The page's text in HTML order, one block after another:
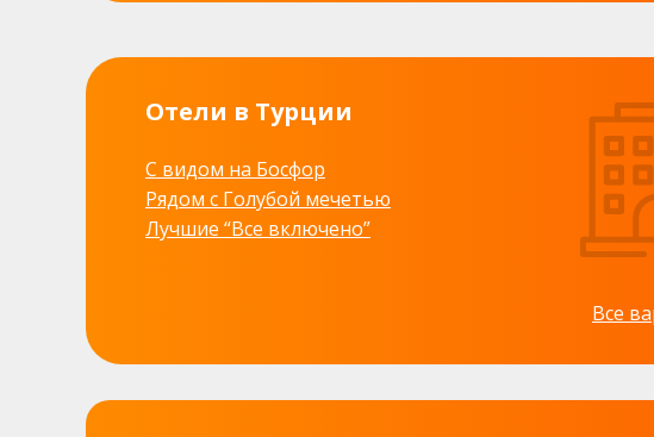
Отели в Турции
С видом на Босфор
Рядом с Голубой мечетью
Лучшие “Все включено”
Все